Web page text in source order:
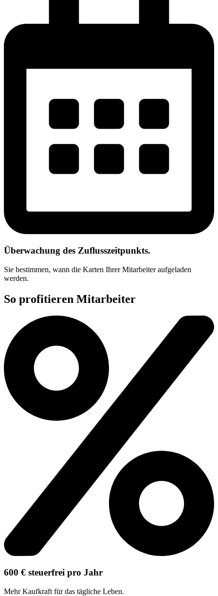
Überwachung des Zuflusszeitpunkts.
Sie bestimmen, wann die Karten Ihrer Mitarbeiter aufgeladen
werden.
So profitieren Mitarbeiter
600 € steuerfrei pro Jahr
Mehr Kaufkraft für das tägliche Leben.